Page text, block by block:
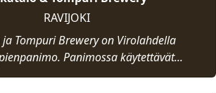
RAVIJOKI
ja Tompuri Brewery on Virolahdella
Panimossa käytettävät...